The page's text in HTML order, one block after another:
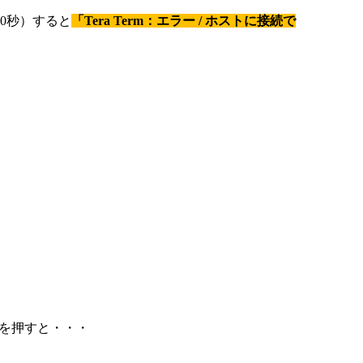
秒）すると
「Tera Term：エラー / ホストに接続で
押すと・・・